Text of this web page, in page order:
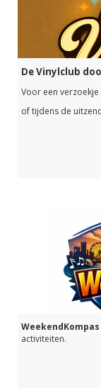
De Vinylclub
Voor een
of tijdens de
WeekendKompas
activiteiten.